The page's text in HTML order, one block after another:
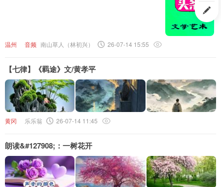
温州 音频 南山草人（林初兴） 26-07-14 15:55
【七律】《羁途》文/黄孝平
黄冈 乐乐翁 26-07-14 11:45
朗读&#127908;：一树花开
